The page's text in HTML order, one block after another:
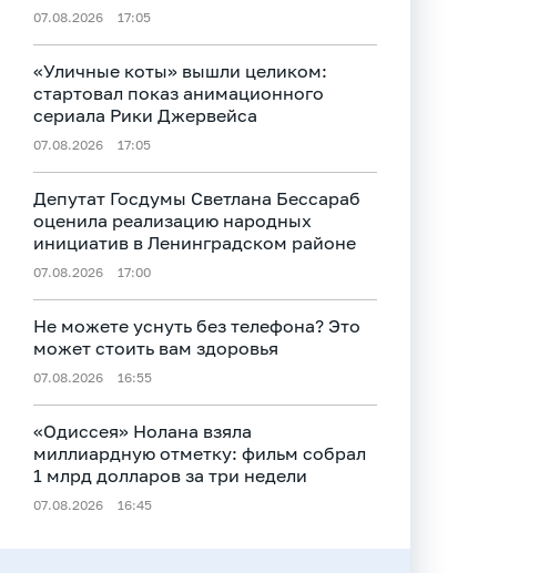
07.08.2026 17:05
«Уличные коты» вышли целиком:
стартовал показ анимационного
сериала Рики Джервейса
07.08.2026 17:05
Депутат Госдумы Светлана Бессараб
оценила реализацию народных
инициатив в Ленинградском районе
07.08.2026 17:00
Не можете уснуть без телефона? Это
может стоить вам здоровья
07.08.2026 16:55
«Одиссея» Нолана взяла
миллиардную отметку: фильм собрал
1 млрд долларов за три недели
07.08.2026 16:45